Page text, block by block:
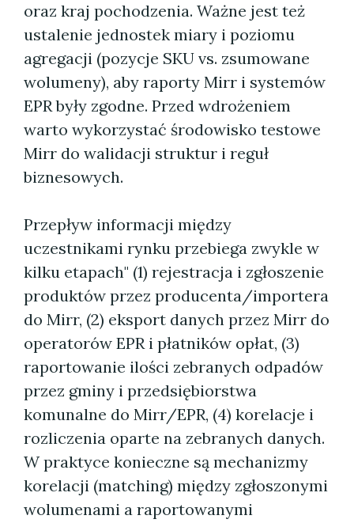
oraz kraj pochodzenia. Ważne jest też
ustalenie jednostek miary i poziomu
agregacji (pozycje SKU vs. zsumowane
wolumeny), aby raporty Mirr i systemów
EPR były zgodne. Przed wdrożeniem
warto wykorzystać środowisko testowe
Mirr do walidacji struktur i reguł
biznesowych.
Przepływ informacji między
uczestnikami rynku przebiega zwykle w
kilku etapach" (1) rejestracja i zgłoszenie
produktów przez producenta/importera
do Mirr, (2) eksport danych przez Mirr do
operatorów EPR i płatników opłat, (3)
raportowanie ilości zebranych odpadów
przez gminy i przedsiębiorstwa
komunalne do Mirr/EPR, (4) korelacje i
rozliczenia oparte na zebranych danych.
W praktyce konieczne są mechanizmy
korelacji (matching) między zgłoszonymi
wolumenami a raportowanymi